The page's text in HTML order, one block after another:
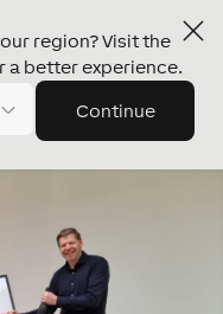
region? Visit the
a better experience.
Continue